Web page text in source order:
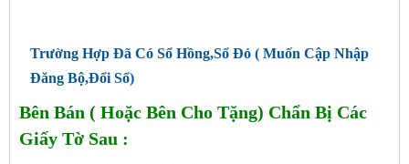
Trường Hợp Đã Có Sổ Hồng,Sổ Đỏ ( Muốn Cập Nhập
Đăng Bộ,Đổi Sổ)
Bên Bán ( Hoặc Bên Cho Tặng) Chẩn Bị Các
Giấy Tờ Sau :